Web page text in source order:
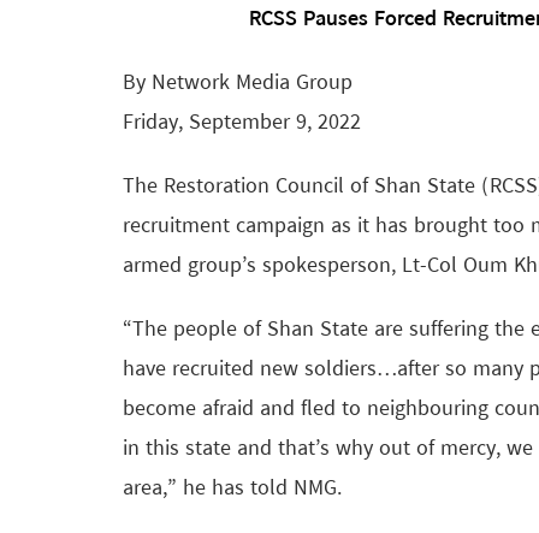
RCSS Pauses Forced
By Network Media Group
Friday, September 9, 2022
The Restoration Council of Shan State
recruitment campaign as it has brought
armed group’s spokesperson, Lt-Col Oum
“The people of Shan State are suffering
have recruited new soldiers…after so many
become afraid and fled to neighbouring
in this state and that’s why out of mercy,
area,” he has told NMG.